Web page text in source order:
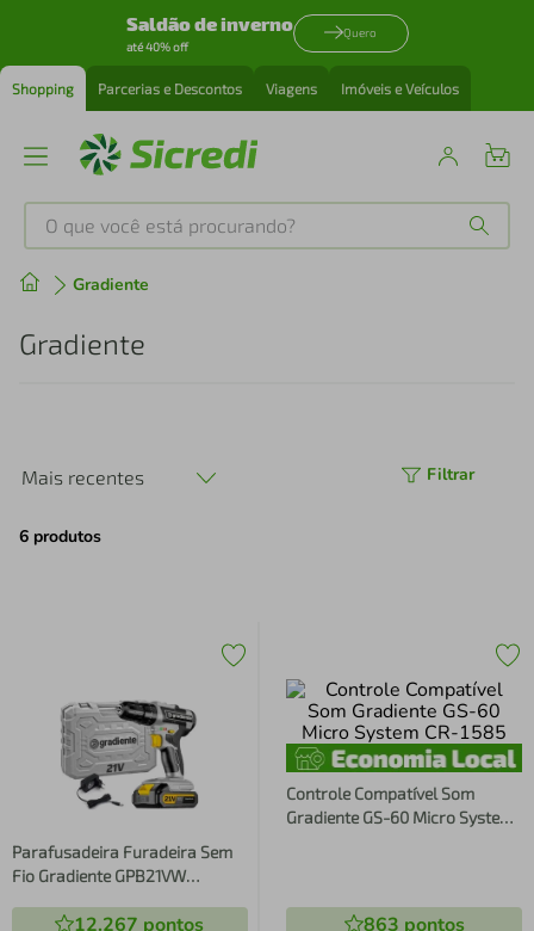
Saldão de inverno
até 40% off
Quero
Shopping Parcerias e Descontos Viagens Imóveis e Veículos
O que você está procurando?
Gradiente
Gradiente
Mais recentes Filtrar
6 produtos
Parafusadeira Furadeira Sem
Fio Gradiente GPB21VW
12.267 pontos
Controle Compatível Som
Gradiente GS-60 Micro System
863 pontos
Produtos mais buscados
tenis
perfume
4º air fryer